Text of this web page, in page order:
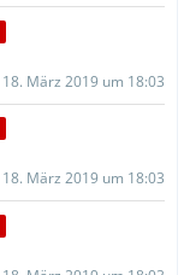
18. März 2019 um 18:03
18. März 2019 um 18:03